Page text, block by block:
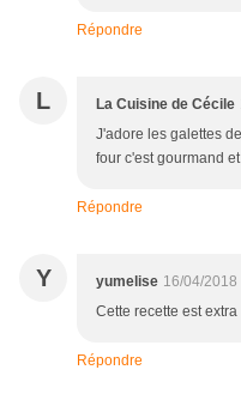
Répondre
L La Cuisine de Cécile
J'adore les galettes
four c'est gourmand
Répondre
Y yumelise 16/04/2018
Cette recette est extra
Répondre